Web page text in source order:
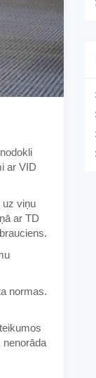
ar VID
uz viņu
ar TD
normas.
nenorāda